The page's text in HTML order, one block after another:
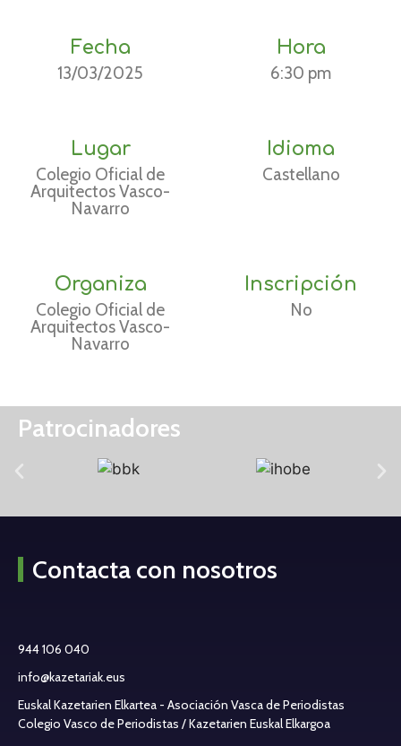
Fecha
13/03/2025
Hora
6:30 pm
Lugar
Colegio Oficial de
Arquitectos Vasco-
Navarro
Idioma
Castellano
Organiza
Colegio Oficial de
Arquitectos Vasco-
Navarro
Inscripción
No
Patrocinadores
Contacta con nosotros
944 106 040
info@kazetariak.eus
Euskal Kazetarien Elkartea - Asociación Vasca de Periodistas
Colegio Vasco de Periodistas / Kazetarien Euskal Elkargoa